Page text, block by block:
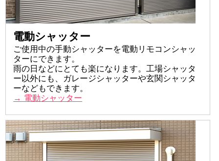
電動シャッター
ご使用中の手動シャッターを電動リモコンシャッ
ターにできます。
雨の日などにとても楽になります。工場シャッタ
ー以外にも、ガレージシャッターや玄関シャッタ
ーなどもできます。
→ 電動シャッター